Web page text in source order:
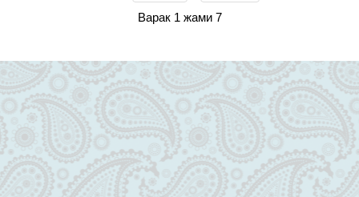
Варак 1 жами 7